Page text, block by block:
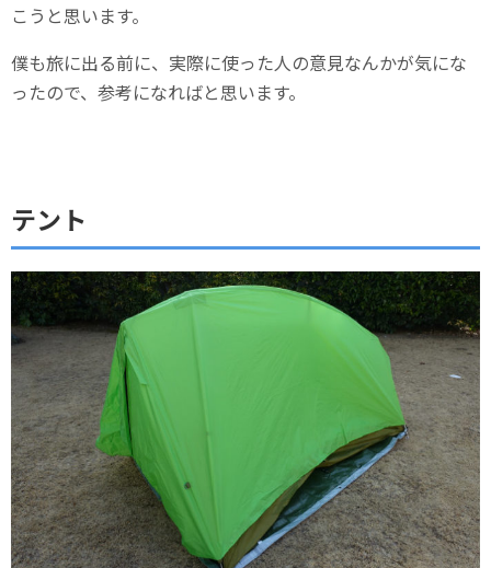
こうと思います。
僕も旅に出る前に、実際に使った人の意見なんかが気にな
ったので、参考になればと思います。
テント